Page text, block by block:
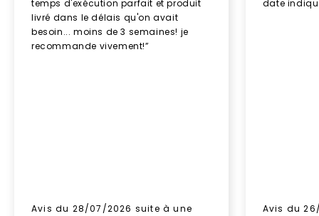
temps d'exécution parfait et produit
livré dans le délais qu'on avait
besoin... moins de 3 semaines! je
recommande vivement!”
Avis du 28/07/2026 suite à une
date
Avis du